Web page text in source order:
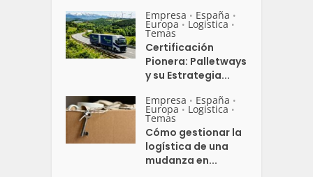
Empresa • España •
Europa • Logistica •
Temas
Certificación
Pionera: Palletways
y su Estrategia...
Empresa • España •
Europa • Logistica •
Temas
Cómo gestionar la
logística de una
mudanza en...